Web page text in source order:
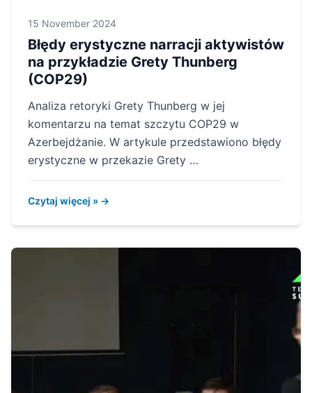
15 November 2024
Błędy erystyczne narracji aktywistów
na przykładzie Grety Thunberg
(COP29)
Analiza retoryki Grety Thunberg w jej
komentarzu na temat szczytu COP29 w
Azerbejdżanie. W artykule przedstawiono błędy
erystyczne w przekazie Grety …
Czytaj więcej » →